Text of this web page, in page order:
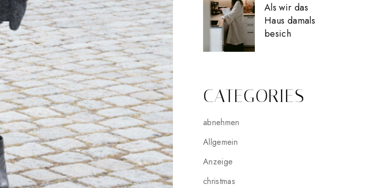
Als wir das
Haus damals
besich
CATEGORIES
abnehmen
Allgemein
Anzeige
christmas